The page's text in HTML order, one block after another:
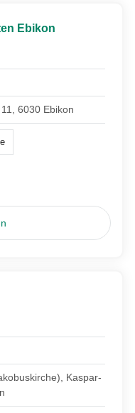
Ebikon
6030 Ebikon
Kaspar-